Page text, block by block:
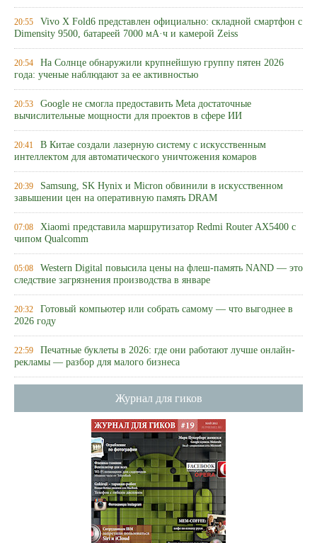
20:55 Vivo X Fold6 представлен официально: складной смартфон с
Dimensity 9500, батареей 7000 мА·ч и камерой Zeiss
20:54 На Солнце обнаружили крупнейшую группу пятен 2026
года: ученые наблюдают за ее активностью
20:53 Google не смогла предоставить Meta достаточные
вычислительные мощности для проектов в сфере ИИ
20:41 В Китае создали лазерную систему с искусственным
интеллектом для автоматического уничтожения комаров
20:39 Samsung, SK Hynix и Micron обвинили в искусственном
завышении цен на оперативную память DRAM
07:08 Xiaomi представила маршрутизатор Redmi Router AX5400 с
чипом Qualcomm
05:08 Western Digital повысила цены на флеш-память NAND — это
следствие загрязнения производства в январе
20:32 Готовый компьютер или собрать самому — что выгоднее в
2026 году
22:59 Печатные буклеты в 2026: где они работают лучше онлайн-
рекламы — разбор для малого бизнеса
Журнал для гиков